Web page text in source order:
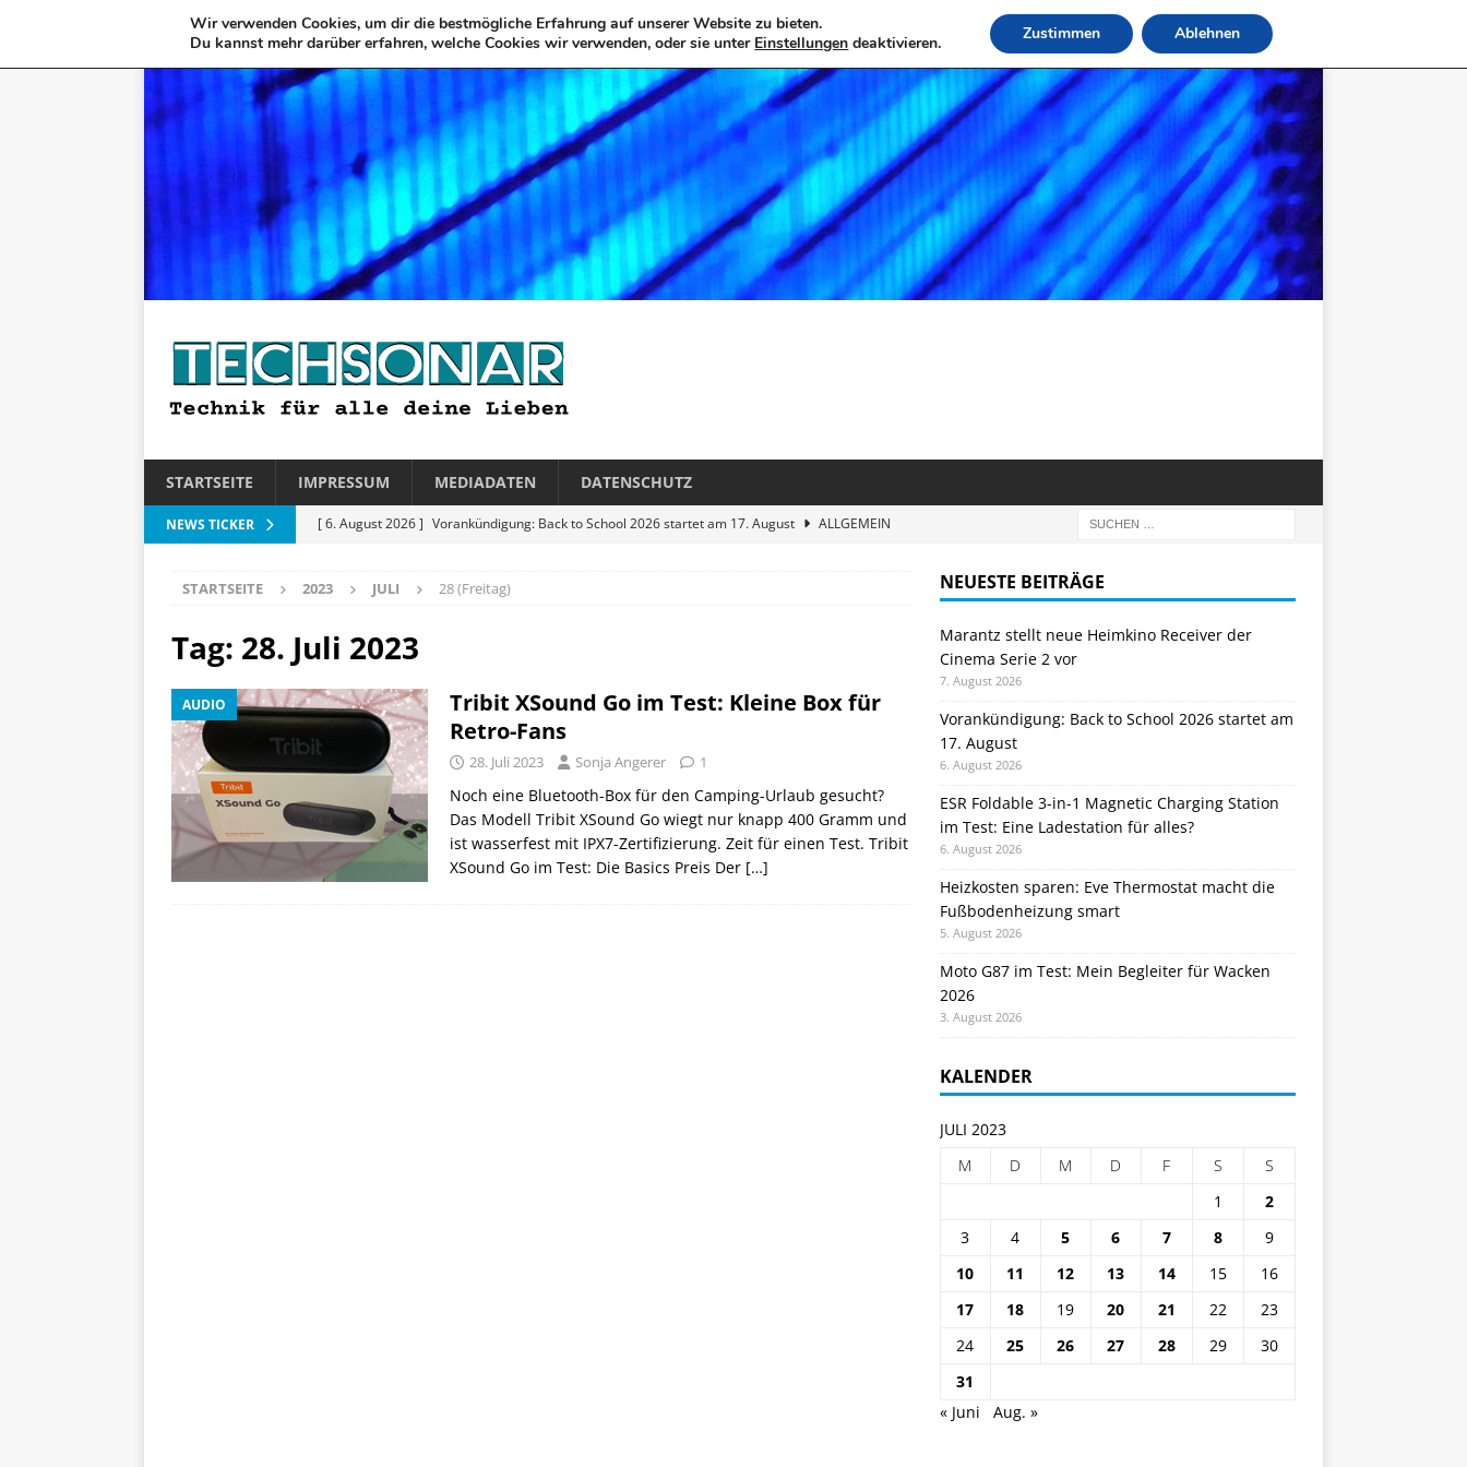
STARTSEITE IMPRESSUM MEDIADATEN DATENSCHUTZ
NEWS TICKER [ 6. August 2026 ] Vorankündigung: Back to School 2026 startet am 17. August
ALLGEMEIN
alles?
APPLE
[ 5. August 2026 ]
[ 3. August 2026 ]
Moto G87 im Test: Mein Begleiter für Wacken 2026
TELEFON
[ 7. August 2026 ]
STARTSEITE 2023 JULI 28 (Freitag)
Tag: 28. Juli 2023
AUDIO
Tribit XSound Go im Test: Kleine Box für
Retro-Fans
28. Juli 2023 Sonja Angerer 1
Noch eine Bluetooth-Box für den Camping-Urlaub gesucht?
Das Modell Tribit XSound Go wiegt nur knapp 400 Gramm und
ist wasserfest mit IPX7-Zertifizierung. Zeit für einen Test. Tribit
XSound Go im Test: Die Basics Preis Der […]
NEUESTE BEITRÄGE
Marantz stellt neue Heimkino Receiver der
Cinema Serie 2 vor
7. August 2026
Vorankündigung: Back to School 2026 startet am
17. August
6. August 2026
ESR Foldable 3-in-1 Magnetic Charging Station
im Test: Eine Ladestation für alles?
6. August 2026
Heizkosten sparen: Eve Thermostat macht die
Fußbodenheizung smart
5. August 2026
Moto G87 im Test: Mein Begleiter für Wacken
2026
3. August 2026
KALENDER
JULI 2023
M
D M D F S
S
1
2
3
4 5 6 7 8
9
10
11 12 13 14 15
16
17
18 19 20 21 22
23
24
25 26 27 28 29
30
31
« Juni
Aug. »
Wir verwenden Cookies, um dir die bestmögliche Erfahrung auf unserer Website zu bieten.
Du kannst mehr darüber erfahren, welche Cookies wir verwenden, oder sie unter Einstellungen deaktivieren. Zustimmen Ablehnen